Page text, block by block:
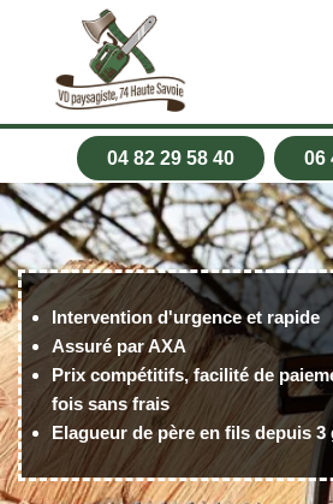
04 82 29 58 40 06
Intervention d'urgence et rapide
Assuré par AXA
Prix compétitifs, facilité de
fois sans frais
Elagueur de père en fils depuis 3